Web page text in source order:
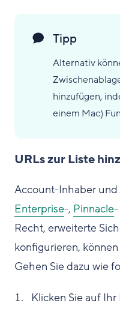
Tipp
Alternativ
hinzufügen,
einem Mac)
URLs zur Liste
Account-Inhaber
Enterprise-, Pinnacle
Recht, erweiterte
konfigurieren,
Gehen Sie dazu wie
Klicken Sie auf